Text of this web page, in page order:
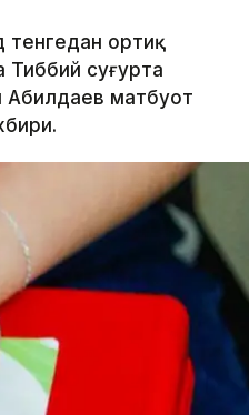
тенгедан ортиқ
Тиббий суғурта
Абилдаев матбуот